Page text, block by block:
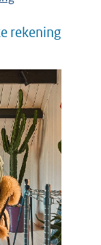
rekening